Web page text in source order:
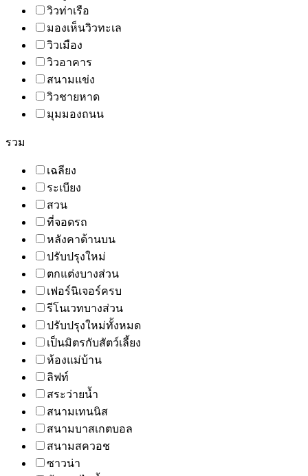
วิวท่าเรือ
มองเห็นวิวทะเล
วิวเมือง
วิวอาคาร
สนามแข่ง
วิวชายหาด
มุมมองถนน
รวม
เฉลียง
ระเบียง
สวน
ที่จอดรถ
หลังคาด้านบน
ปรับปรุงใหม่
ตกแต่งบางส่วน
เฟอร์นิเจอร์ครบ
รีโนเวทบางส่วน
ปรับปรุงใหม่ทั้งหมด
เป็นมิตรกับสัตว์เลี้ยง
ห้องแม่บ้าน
ลิฟท์
สระว่ายน้ำ
สนามเทนนิส
สนามบาสเกตบอล
สนามสควอช
ซาวน่า